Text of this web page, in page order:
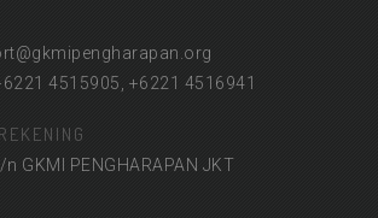
4515905, +6221 4516941
n GKMI PENGHARAPAN JKT